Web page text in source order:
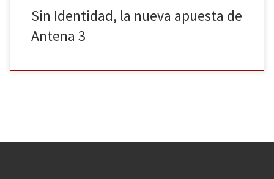
Sin Identidad, la nueva apuesta de
Antena 3